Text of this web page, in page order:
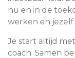
nu en in de
werken en
Je start altijd
coach. Samen